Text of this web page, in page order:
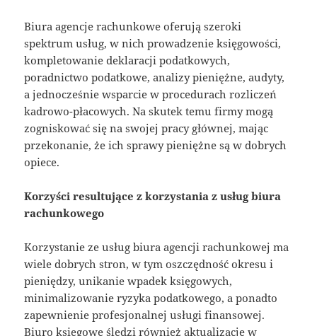
Biura agencje rachunkowe oferują szeroki
spektrum usług, w nich prowadzenie księgowości,
kompletowanie deklaracji podatkowych,
poradnictwo podatkowe, analizy pieniężne, audyty,
a jednocześnie wsparcie w procedurach rozliczeń
kadrowo-płacowych. Na skutek temu firmy mogą
zogniskować się na swojej pracy głównej, mając
przekonanie, że ich sprawy pieniężne są w dobrych
opiece.
Korzyści resultujące z korzystania z usług biura
rachunkowego
Korzystanie ze usług biura agencji rachunkowej ma
wiele dobrych stron, w tym oszczędność okresu i
pieniędzy, unikanie wpadek księgowych,
minimalizowanie ryzyka podatkowego, a ponadto
zapewnienie profesjonalnej usługi finansowej.
Biuro księgowe śledzi również aktualizacje w